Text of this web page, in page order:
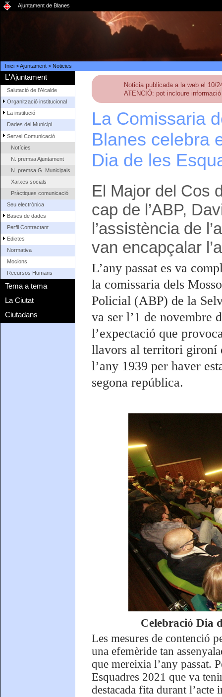
Ajuntament de Blanes
Inici>Ajuntament> Noticies
L'Ajuntament
Salutació de l'Alcalde
Organització institucional
La institució
Dades del Municipi
Servei Comunicació
Notícies
N. premsa Ajuntament
N. premsa G. Municipals
Xarxes socials
Pràctiques comunicació
Seu electrònica
Bases de dades
Perfil Contractant
Edictes
Normativa
Mocions
Recursos Humans
Tema a tema
La Ciutat
Ciutadans
Noticia publicada a la web el 10/
ATENCIÓ: pot incloure
La Comissaria
Blanes celebra
Dia de les
El Major del Cos
cap de l’ABP,
l’assistència de
van encapçalar
L’any passat es va
la comissaria dels
Policial (ABP) de la
va ser l’1 de novembre
l’expectació que
llavors al territori gironí
l’any 1939 per haver
segona república.
Celebració Dia
Les mesures de contenció
una efemèride tan
que mereixia l’any passat.
Esquadres 2021 que va
destacada fita durant